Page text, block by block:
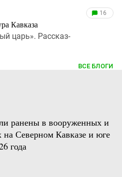
Кавказа
16
царь». Рассказ-
ВСЕ БЛОГИ
ранены в вооруженных и
на Северном Кавказе и юге
года